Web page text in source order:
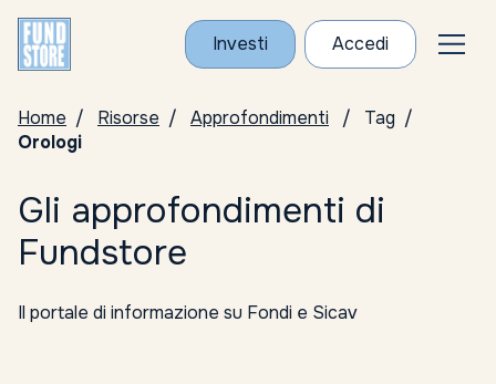
Investi Accedi
Home Risorse Approfondimenti
Tag
Orologi
Gli approfondimenti di
Fundstore
Il portale di informazione su Fondi e Sicav